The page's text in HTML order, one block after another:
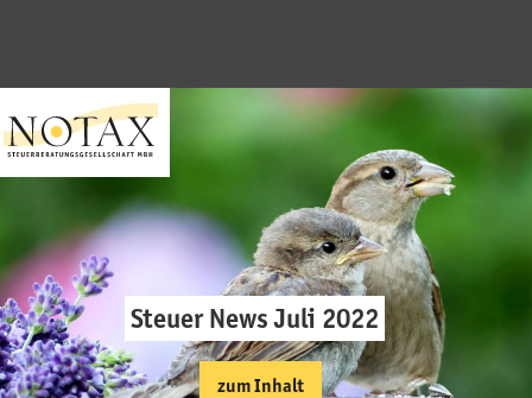
Steuer News Juli 2022
zum Inhalt